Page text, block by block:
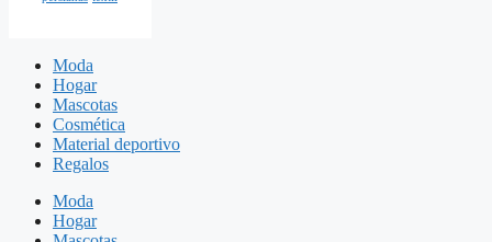
Moda
Hogar
Mascotas
Cosmética
Material deportivo
Regalos
Moda
Hogar